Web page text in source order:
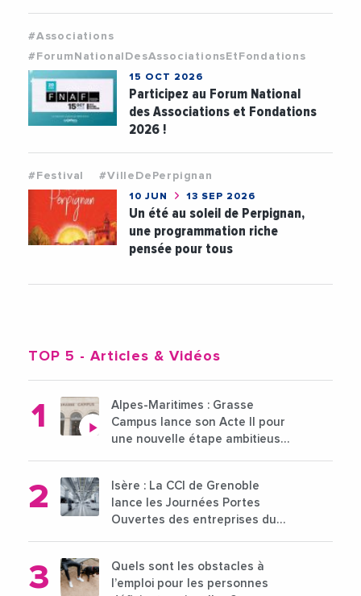
#Associations
#ForumNationalDesAssociationsEtFondations
15 OCT 2026
Participez au Forum National
des Associations et Fondations
2026 !
#Festival #VilleDePerpignan
10 JUN 13 SEP 2026
Un été au soleil de Perpignan,
une programmation riche
pensée pour tous
TOP 5 - Articles & Vidéos
Alpes-Maritimes : Grasse
Campus lance son Acte II pour
une nouvelle étape ambitieuse
Isère : La CCI de Grenoble
lance les Journées Portes
Ouvertes des entreprises du
Quels sont les obstacles à
l’emploi pour les personnes